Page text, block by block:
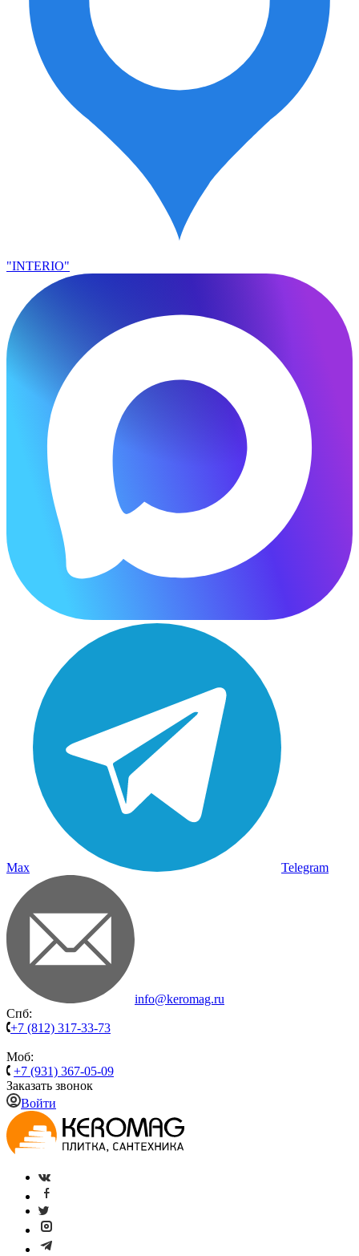
"INTERIO"
Max Telegram
info@keromag.ru
Спб:
+7 (812) 317-33-73
Моб:
+7 (931) 367-05-09
Заказать звонок
Войти